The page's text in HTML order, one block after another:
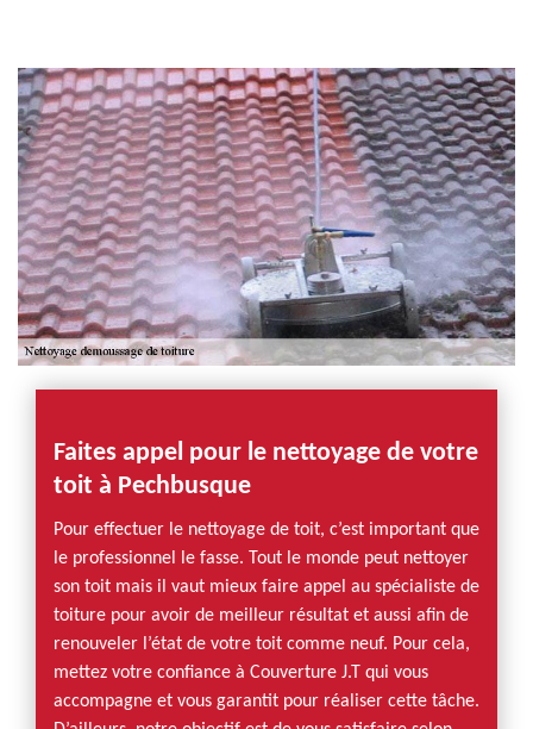
Faites appel pour le nettoyage de votre
toit à Pechbusque
Pour effectuer le nettoyage de toit, c’est important que
le professionnel le fasse. Tout le monde peut nettoyer
son toit mais il vaut mieux faire appel au spécialiste de
toiture pour avoir de meilleur résultat et aussi afin de
renouveler l’état de votre toit comme neuf. Pour cela,
mettez votre confiance à Couverture J.T qui vous
accompagne et vous garantit pour réaliser cette tâche.